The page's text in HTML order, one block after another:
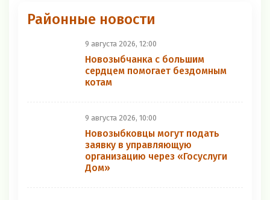
Районные новости
9 августа 2026, 12:00
Новозыбчанка с большим
сердцем помогает бездомным
котам
9 августа 2026, 10:00
Новозыбковцы могут подать
заявку в управляющую
организацию через «Госуслуги
Дом»